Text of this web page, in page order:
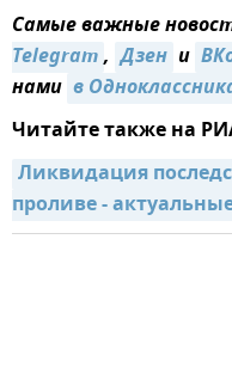
Самые важные
Telegram, Дзен и
нами в
Читайте также на
Ликвидация
проливе -